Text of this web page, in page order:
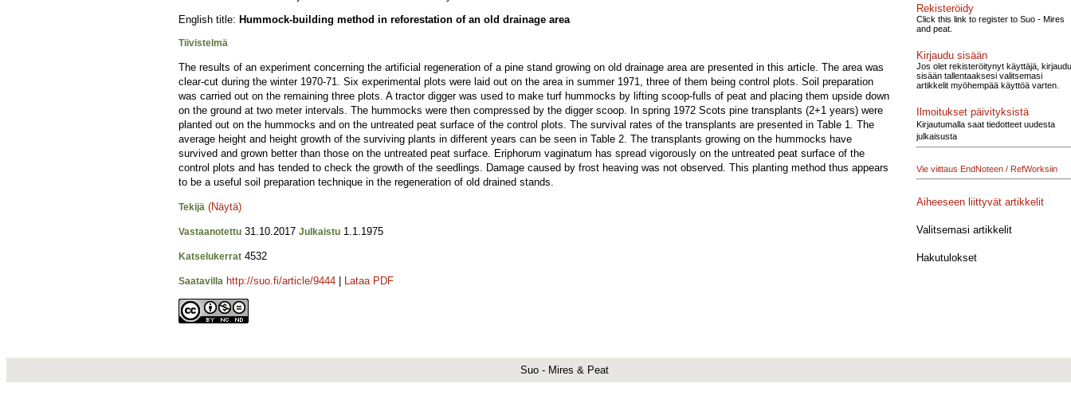
English title: Hummock-building method in reforestation of an old drainage area
Tiivistelmä
The results of an experiment concerning the artificial regeneration of a pine stand growing on old drainage area are presented in this article. The area was
clear-cut during the winter 1970-71. Six experimental plots were laid out on the area in summer 1971, three of them being control plots. Soil preparation
was carried out on the remaining three plots. A tractor digger was used to make turf hummocks by lifting scoop-fulls of peat and placing them upside down
on the ground at two meter intervals. The hummocks were then compressed by the digger scoop. In spring 1972 Scots pine transplants (2+1 years) were
planted out on the hummocks and on the untreated peat surface of the control plots. The survival rates of the transplants are presented in Table 1. The
average height and height growth of the surviving plants in different years can be seen in Table 2. The transplants growing on the hummocks have
survived and grown better than those on the untreated peat surface. Eriphorum vaginatum has spread vigorously on the untreated peat surface of the
control plots and has tended to check the growth of the seedlings. Damage caused by frost heaving was not observed. This planting method thus appears
to be a useful soil preparation technique in the regeneration of old drained stands.
Tekijä (Näytä)
Vastaanotettu 31.10.2017 Julkaistu 1.1.1975
Katselukerrat 4532
Saatavilla http://suo.fi/article/9444 Lataa PDF
Rekisteröidy
Click this link to register to Suo - Mires
and peat.
Kirjaudu sisään
Jos olet rekisteröitynyt käyttäjä, kirjaudu
sisään tallentaaksesi valitsemasi
artikkelit myöhempää käyttöä varten.
Ilmoitukset päivityksistä
Kirjautumalla saat tiedotteet uudesta
julkaisusta
Vie viittaus EndNoteen / RefWorksiin
Aiheeseen liittyvät artikkelit
Valitsemasi artikkelit
Hakutulokset
Suo - Mires & Peat